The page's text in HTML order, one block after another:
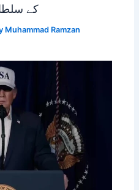
کے
Muhammad Ramzan